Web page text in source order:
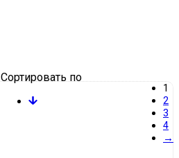
Сортировать по
1
2
3
4
→